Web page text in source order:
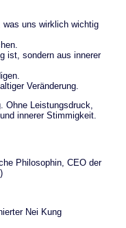
was uns wirklich wichtig
ist, sondern aus innerer
Veränderung.
Ohne Leistungsdruck,
innerer Stimmigkeit.
Philosophin, CEO der
Nei Kung